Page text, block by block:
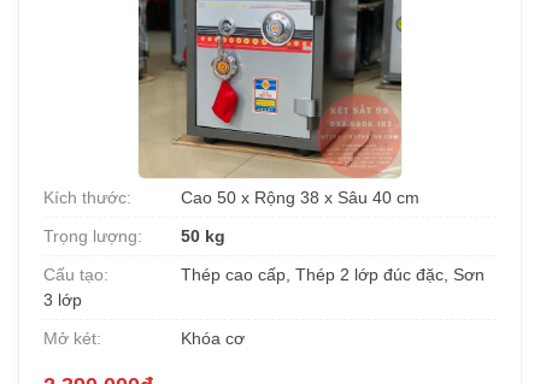
Kích thước:
Cao 50 x Rộng 38 x Sâu 40 cm
Trọng lượng:
50 kg
Cấu tạo:
Thép cao cấp, Thép 2 lớp đúc đặc, Sơn
3 lớp
Mở két:
Khóa cơ